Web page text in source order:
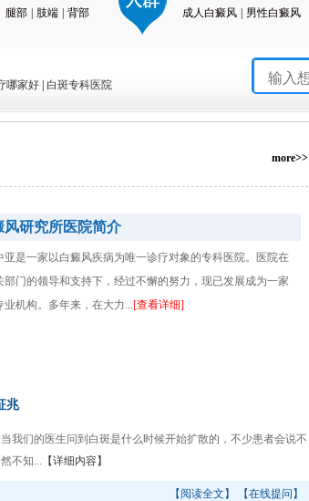
腿部
肢端 背部
成人白癜风
男性白癜风
哪家好 白斑专科医院
more>>
风研究所医院简介
一家以白癜风疾病为唯一诊疗对象的专科医院。医院在
部门的领导和支持下，经过不懈的努力，现已发展成为一家
业机构。多年来，在大力...[查看详细]
兆
们的医生问到白斑是什么时候开始扩散的，不少患者会说不
不知... 【详细内容】
【阅读全文】 【在线提问】